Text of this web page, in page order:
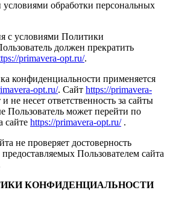
обработки персональных
с условиями Политики
должен прекратить
primavera-opt.ru/.
конфиденциальности применяется
opt.ru/. Сайт https://primavera-
не несет ответственность за сайты
Пользователь может перейти по
сайте https://primavera-opt.ru/.
не проверяет достоверность
Пользователем сайта
КОНФИДЕНЦИАЛЬНОСТИ